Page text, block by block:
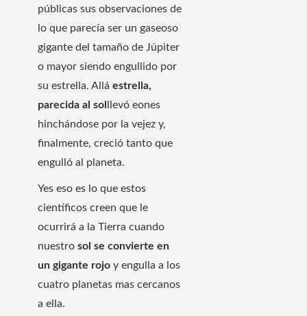
públicas sus observaciones de
lo que parecía ser un gaseoso
gigante del tamaño de Júpiter
o mayor siendo engullido por
su estrella. Allá estrella,
parecida al sol
llevó eones
hinchándose por la vejez y,
finalmente, creció tanto que
engulló al planeta.
Yes eso es lo que estos
científicos creen que le
ocurrirá a la Tierra cuando
nuestro sol se convierte en
un gigante rojo y engulla a los
cuatro planetas mas cercanos
a ella.